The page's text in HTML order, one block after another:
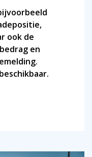
ook de
en